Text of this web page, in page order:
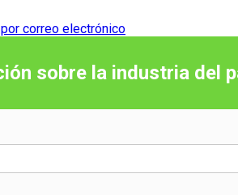
correo electrónico
sobre la industria del